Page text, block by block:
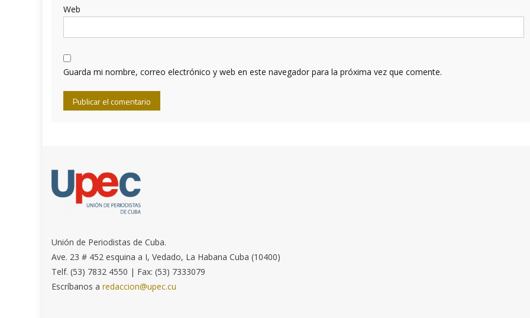
Web
Guarda mi nombre, correo electrónico y web en este navegador para la próxima vez que comente.
Unión de Periodistas de Cuba.
Ave. 23 # 452 esquina a I, Vedado, La Habana Cuba (10400)
Telf. (53) 7832 4550 | Fax: (53) 7333079
Escríbanos aredaccion@upec.cu